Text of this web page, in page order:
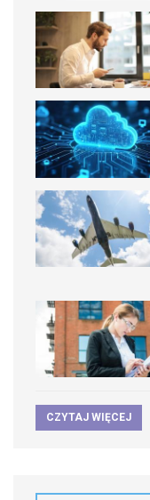
CZYTAJ WIĘCEJ